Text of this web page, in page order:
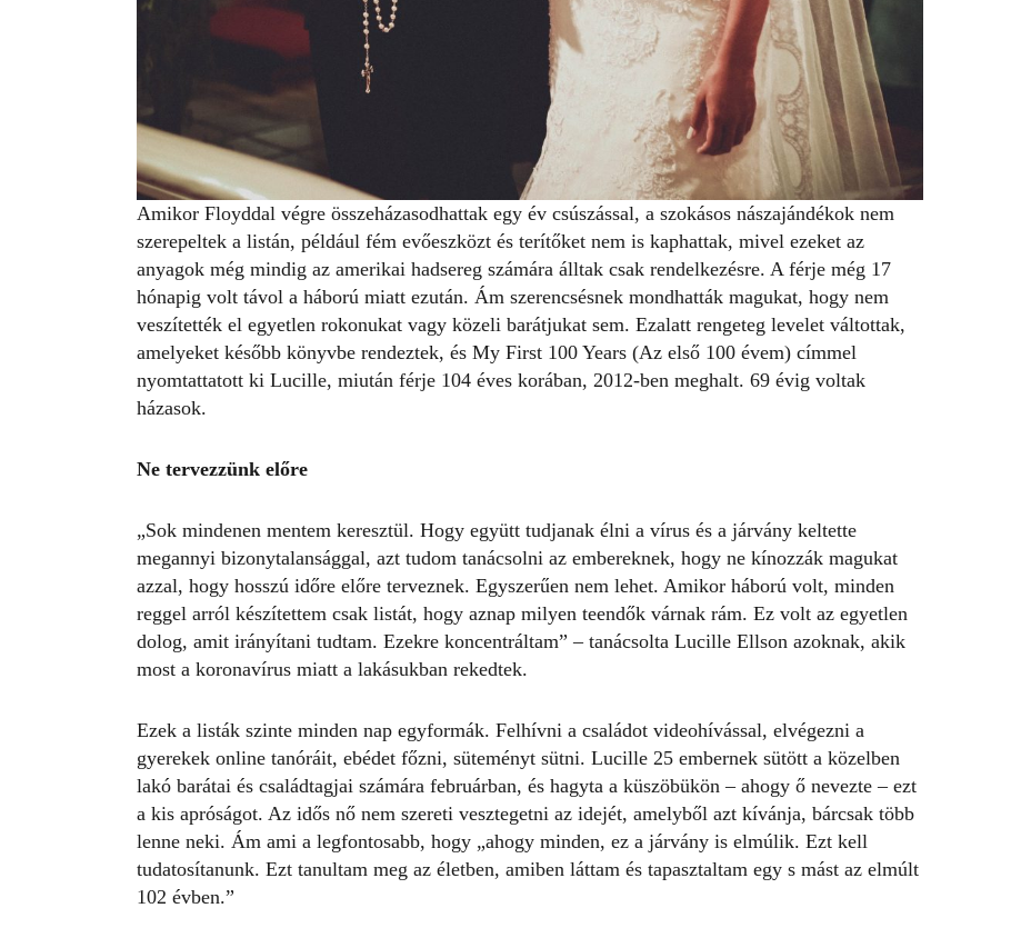
Amikor Floyddal végre összeházasodhattak egy év csúszással, a szokásos nászajándékok nem
szerepeltek a listán, például fém evőeszközt és terítőket nem is kaphattak, mivel ezeket az
anyagok még mindig az amerikai hadsereg számára álltak csak rendelkezésre. A férje még 17
hónapig volt távol a háború miatt ezután. Ám szerencsésnek mondhatták magukat, hogy nem
veszítették el egyetlen rokonukat vagy közeli barátjukat sem. Ezalatt rengeteg levelet váltottak,
amelyeket később könyvbe rendeztek, és My First 100 Years (Az első 100 évem) címmel
nyomtattatott ki Lucille, miután férje 104 éves korában, 2012-ben meghalt. 69 évig voltak
házasok.
Ne tervezzünk előre
„Sok mindenen mentem keresztül. Hogy együtt tudjanak élni a vírus és a járvány keltette
megannyi bizonytalansággal, azt tudom tanácsolni az embereknek, hogy ne kínozzák magukat
azzal, hogy hosszú időre előre terveznek. Egyszerűen nem lehet. Amikor háború volt, minden
reggel arról készítettem csak listát, hogy aznap milyen teendők várnak rám. Ez volt az egyetlen
dolog, amit irányítani tudtam. Ezekre koncentráltam” – tanácsolta Lucille Ellson azoknak, akik
most a koronavírus miatt a lakásukban rekedtek.
Ezek a listák szinte minden nap egyformák. Felhívni a családot videohívással, elvégezni a
gyerekek online tanóráit, ebédet főzni, süteményt sütni. Lucille 25 embernek sütött a közelben
lakó barátai és családtagjai számára februárban, és hagyta a küszöbükön – ahogy ő nevezte – ezt
a kis apróságot. Az idős nő nem szereti vesztegetni az idejét, amelyből azt kívánja, bárcsak több
lenne neki. Ám ami a legfontosabb, hogy „ahogy minden, ez a járvány is elmúlik. Ezt kell
tudatosítanunk. Ezt tanultam meg az életben, amiben láttam és tapasztaltam egy s mást az elmúlt
102 évben.”